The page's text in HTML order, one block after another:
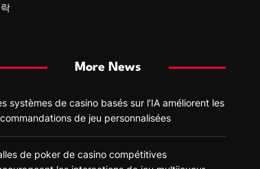
More News
systèmes de casino basés sur l’IA améliorent les
de jeu personnalisées
de poker de casino compétitives